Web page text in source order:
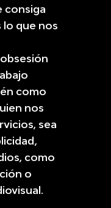
consiga
lo que nos
como
nos
sea
como
o